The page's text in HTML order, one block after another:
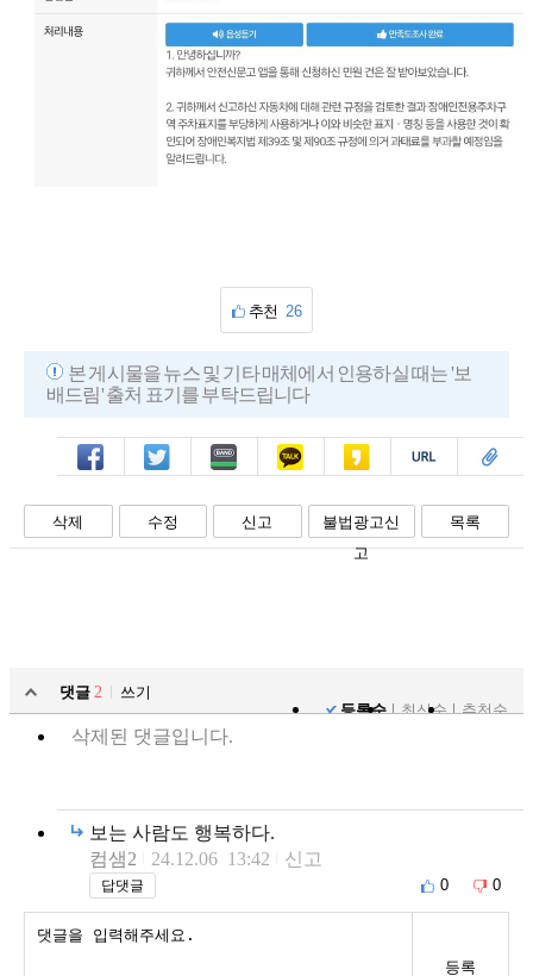
추천 26
본 게시물을 뉴스 및 기타 매체에서 인용하실 때는 '보
배드림' 출처 표기를 부탁드립니다
페북 트윗 밴드 카톡 카스 복사 스크랩
삭제 수정 신고
불법광고신
고
목록
댓글 2
쓰기
등록순
최신순 추천순
삭제된 댓글입니다.
보는 사람도 행복하다.
컴샘2
24.12.06 13:42 신고
답댓글 0 0
등록